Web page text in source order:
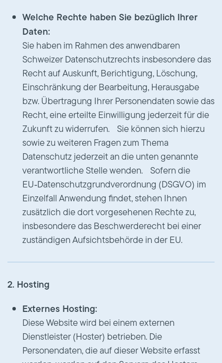
Welche Rechte haben Sie bezüglich Ihrer
Daten:
Sie haben im Rahmen des anwendbaren
Schweizer Datenschutzrechts insbesondere das
Recht auf Auskunft, Berichtigung, Löschung,
Einschränkung der Bearbeitung, Herausgabe
bzw. Übertragung Ihrer Personendaten sowie das
Recht, eine erteilte Einwilligung jederzeit für die
Zukunft zu widerrufen. Sie können sich hierzu
sowie zu weiteren Fragen zum Thema
Datenschutz jederzeit an die unten genannte
verantwortliche Stelle wenden. Sofern die
EU‑Datenschutzgrundverordnung (DSGVO) im
Einzelfall Anwendung findet, stehen Ihnen
zusätzlich die dort vorgesehenen Rechte zu,
insbesondere das Beschwerderecht bei einer
zuständigen Aufsichtsbehörde in der EU.
2. Hosting
Externes Hosting:
Diese Website wird bei einem externen
Dienstleister (Hoster) betrieben. Die
Personendaten, die auf dieser Website erfasst